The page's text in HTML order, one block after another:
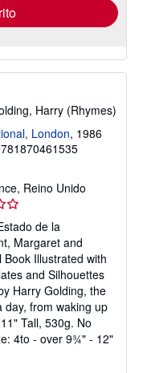
Harry (Rhymes)
London, 1986
Reino Unido
de la
Margaret and
Book Illustrated with
and Silhouettes
Harry Golding, the
day, from waking up
Tall, 530g. No
4to - over 9¾" - 12"